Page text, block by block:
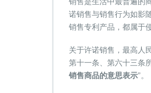
诺销售与销售行为如影
销售专利产品，都属于
关于许诺销售，最高人
第十一条、第六十三条
销售商品的意思表示”。